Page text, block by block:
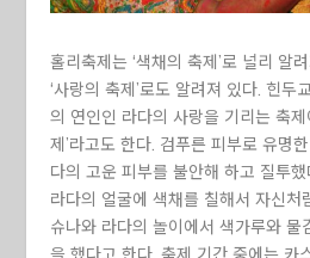
홀리축제는 ‘색채의 축제’로 널리 알
‘사랑의 축제’로도 알려져 있다. 힌두
의 연인인 라다의 사랑을 기리는 축제
제’라고도 한다. 검푸른 피부로 유명
다의 고운 피부를 불안해 하고 질투
라다의 얼굴에 색채를 칠해서 자신처
슈나와 라다의 놀이에서 색가루와 물
을 했다고 한다. 축제 기간 중에는 카